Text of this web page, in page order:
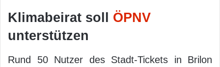
Klimabeirat soll ÖPNV
unterstützen
Rund 50 Nutzer des Stadt-Tickets in Brilon